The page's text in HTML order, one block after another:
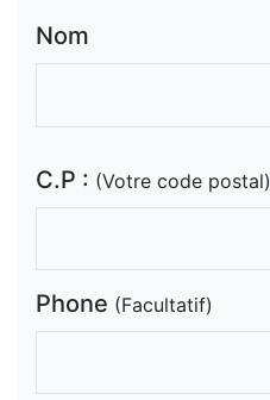
Nom
C.P : (Votre code postal)
Phone (Facultatif)